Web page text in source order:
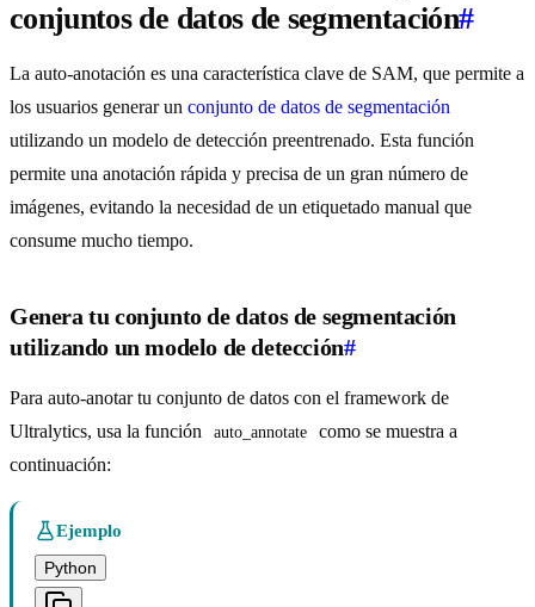
conjuntos de datos de segmentación#
La auto-anotación es una característica clave de SAM, que permite a
los usuarios generar un conjunto de datos de segmentación
utilizando un modelo de detección preentrenado. Esta función
permite una anotación rápida y precisa de un gran número de
imágenes, evitando la necesidad de un etiquetado manual que
consume mucho tiempo.
Genera tu conjunto de datos de segmentación
utilizando un modelo de detección#
Para auto-anotar tu conjunto de datos con el framework de
Ultralytics, usa la función
auto_annotate
como se muestra a
continuación:
Ejemplo
Python